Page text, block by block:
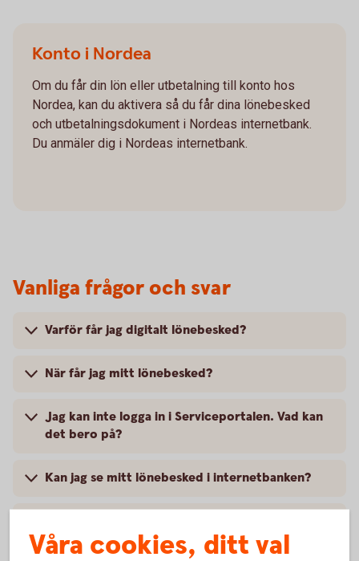
Konto i Nordea
Om du får din lön eller utbetalning till konto hos
Nordea, kan du aktivera så du får dina lönebesked
och utbetalningsdokument i Nordeas internetbank.
Du anmäler dig i Nordeas internetbank.
Vanliga frågor och svar
Varför får jag digitalt lönebesked?
När får jag mitt lönebesked?
Jag kan inte logga in i Serviceportalen. Vad kan
det bero på?
Kan jag se mitt lönebesked i internetbanken?
utbetalningsdokument?
Våra cookies, ditt val